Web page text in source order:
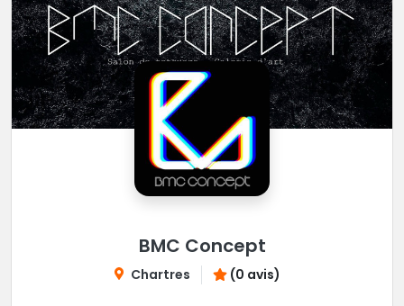
BMC Concept
Chartres (0 avis)